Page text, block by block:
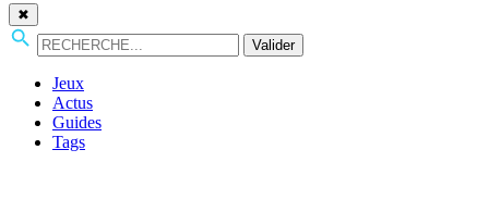
✖
Valider
Jeux
Actus
Guides
Tags